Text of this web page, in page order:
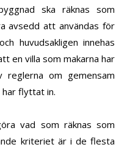
ska räknas som
avsedd att användas för
huvudsakligen innehas
en villa som makarna har
om gemensam
flyttat in.
vad som räknas som
kriteriet är i de flesta